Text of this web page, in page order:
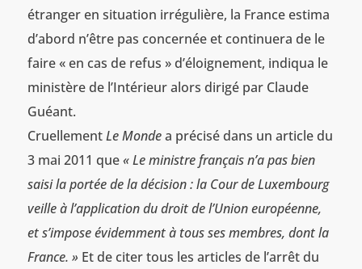
étranger en situation irrégulière, la France estima
d’abord n’être pas concernée et continuera de le
faire « en cas de refus » d’éloignement, indiqua le
ministère de l’Intérieur alors dirigé par Claude
Guéant.
CruellementLe Mondea précisé dans un article du
3 mai 2011 que« Le ministre français n’a pas bien
saisi la portée de la décision : la Cour de Luxembourg
veille à l’application du droit de l’Union européenne,
et s’impose évidemment à tous ses membres, dont la
France. » Et de citer tous les articles de l’arrêt du